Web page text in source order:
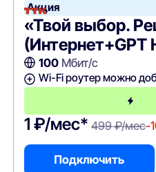
Акция
«Твой выбор.
(Интернет+GPT
100Мбит/с
Wi-Fi роутер можно
1 ₽/мес* 499 ₽/мес-
Подключить